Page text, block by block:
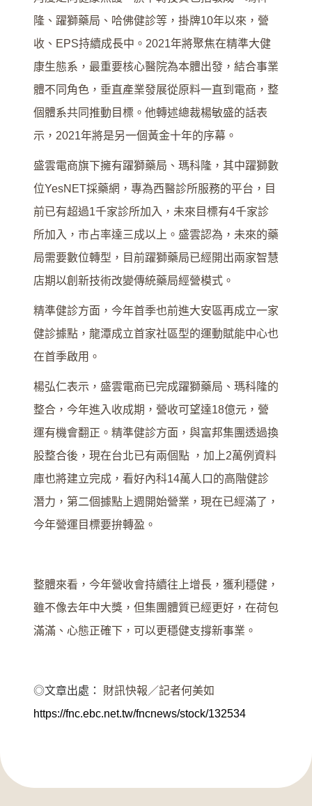
隆、躍獅藥局、哈佛健診等，掛牌10年以來，營
收、EPS持續成長中。2021年將聚焦在精準大健
康生態系，最重要核心醫院為本體出發，結合事業
體不同角色，垂直產業發展從原料一直到電商，整
個體系共同推動目標。他轉述總裁楊敏盛的話表
示，2021年將是另一個黃金十年的序幕。
盛雲電商旗下擁有躍獅藥局、瑪科隆，其中躍獅數
位YesNET採藥網，專為西醫診所服務的平台，目
前已有超過1千家診所加入，未來目標有4千家診
所加入，市占率達三成以上。盛雲認為，未來的藥
局需要數位轉型，目前躍獅藥局已經開出兩家智慧
店期以創新技術改變傳統藥局經營模式。
精準健診方面，今年首季也前進大安區再成立一家
健診據點，龍潭成立首家社區型的運動賦能中心也
在首季啟用。
楊弘仁表示，盛雲電商已完成躍獅藥局、瑪科隆的
整合，今年進入收成期，營收可望達18億元，營
運有機會翻正。精準健診方面，與富邦集團透過換
股整合後，現在台北已有兩個點 ，加上2萬例資料
庫也將建立完成，看好內科14萬人口的高階健診
潛力，第二個據點上週開始營業，現在已經滿了，
今年營運目標要拚轉盈。
整體來看，今年營收會持續往上增長，獲利穩健，
雖不像去年中大獎，但集團體質已經更好，在荷包
滿滿、心態正確下，可以更穩健支撐新事業。
◎文章出處：
財訊快報／記者何美如
https://fnc.ebc.net.tw/fncnews/stock/132534